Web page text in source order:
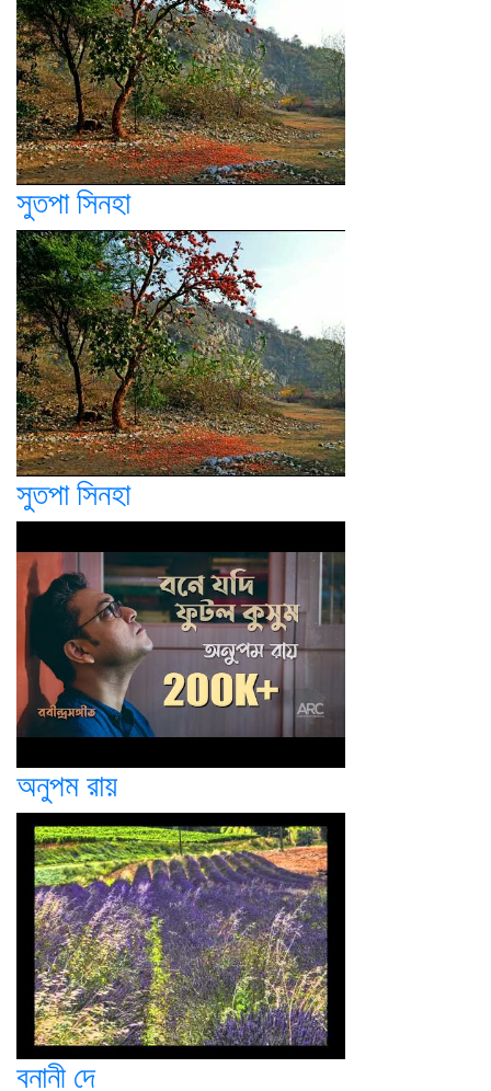
সুতপা সিনহা
সুতপা সিনহা
অনুপম রায়
বনানী দে